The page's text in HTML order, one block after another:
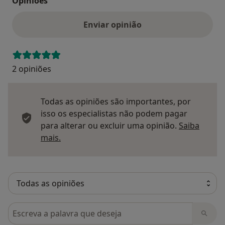
Enviar opinião
2 opiniões
Todas as opiniões são importantes, por
isso os especialistas não podem pagar
para alterar ou excluir uma opinião. Saiba
mais.
Pesquisar em opiniões